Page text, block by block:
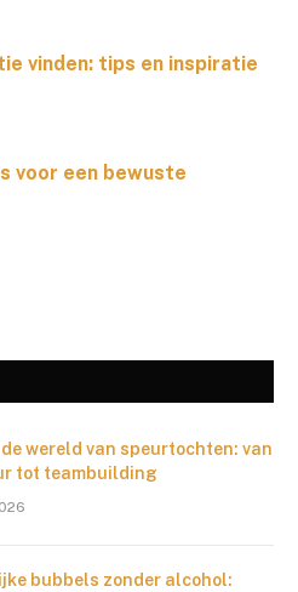
vinden: tips en inspiratie
voor een bewuste
wereld van speurtochten: van
tot teambuilding
bubbels zonder alcohol: